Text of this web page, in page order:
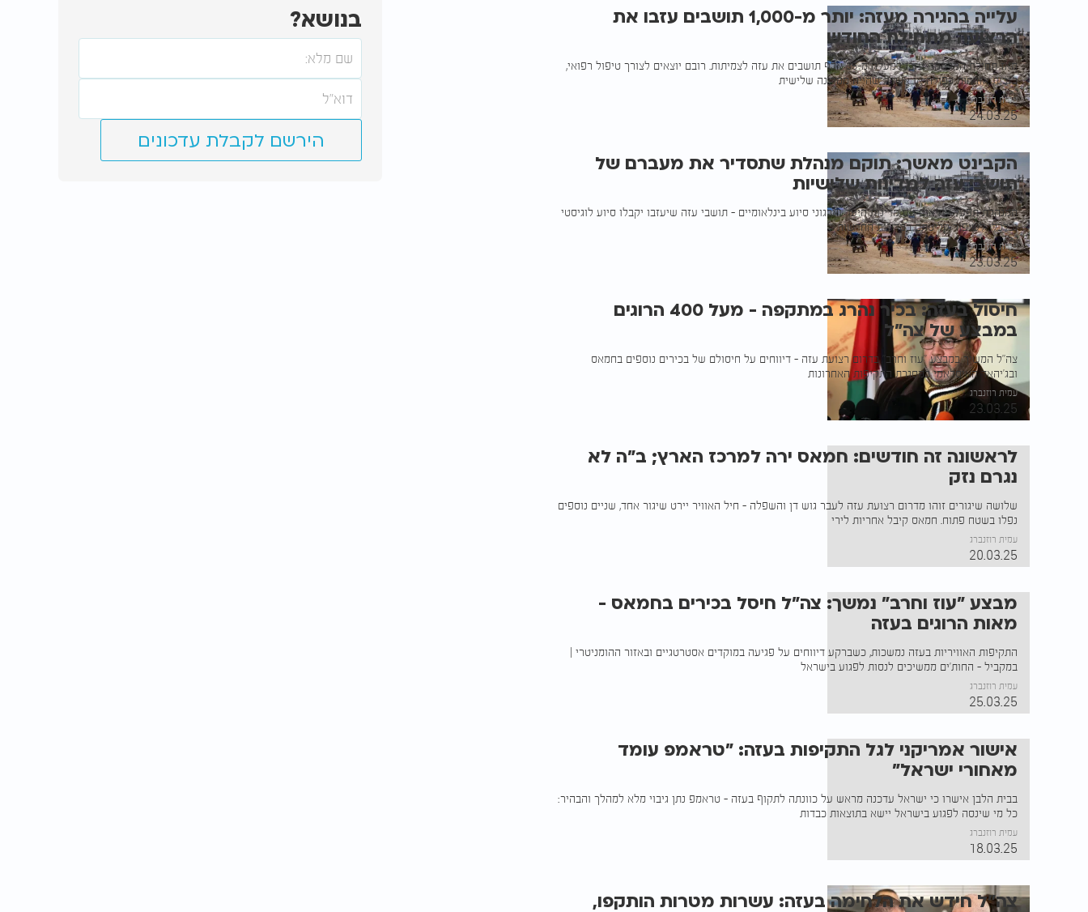
עלייה בהגירה מעזה: יותר מ-1,000 תושבים עזבו את
הרצועה מתחילת החודש
מאז תחילת המלחמה עזבו למעלה מ-35 אלף תושבים את עזה לצמיתות. רובם יוצאים לצורך טיפול רפואי,
בזכות אזרחות כפולה או אשרת שהייה ממדינה שלישית
עמית רוזנברג
24.03.25
הקבינט מאשר: תוקם מנהלת שתסדיר את מעברם של
תושבי עזה למדינות שלישיות
המנהלת תפעל לתיאום עם מדינות היעד וארגוני סיוע בינלאומיים - תושבי עזה שיעזבו יקבלו סיוע לוגיסטי
וכלכלי לשיפור קליטתם במדינות החדשות
עמית רוזנברג
23.03.25
חיסול בעזה: בכיר נהרג במתקפה - מעל 400 הרוגים
במבצע של צה"ל
צה"ל המשיך במבצע "עוז וחרב" בדרום רצועת עזה - דיווחים על חיסולם של בכירים נוספים בחמאס
ובג'יהאד האיסלאמי במסגרת התקיפות האחרונות
עמית רוזנברג
23.03.25
לראשונה זה חודשים: חמאס ירה למרכז הארץ; ב"ה לא
נגרם נזק
שלושה שיגורים זוהו מדרום רצועת עזה לעבר גוש דן והשפלה - חיל האוויר יירט שיגור אחד, שניים נוספים
נפלו בשטח פתוח. חמאס קיבל אחריות לירי
עמית רוזנברג
20.03.25
מבצע "עוז וחרב" נמשך: צה"ל חיסל בכירים בחמאס -
מאות הרוגים בעזה
התקיפות האוויריות בעזה נמשכות, כשברקע דיווחים על פגיעה במוקדים אסטרטגיים ובאזור ההומניטרי |
במקביל - החות'ים ממשיכים לנסות לפגוע בישראל
עמית רוזנברג
25.03.25
אישור אמריקני לגל התקיפות בעזה: "טראמפ עומד
מאחורי ישראל"
בבית הלבן אישרו כי ישראל עדכנה מראש על כוונתה לתקוף בעזה - טראמפ נתן גיבוי מלא למהלך והבהיר:
כל מי שינסה לפגוע בישראל יישא בתוצאות כבדות
עמית רוזנברג
18.03.25
צה"ל חידש את הלחימה בעזה: עשרות מטרות הותקפו,
בנושא?
הירשם לקבלת עדכונים